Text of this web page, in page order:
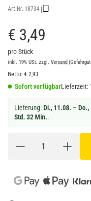
Art.Nr.:18734
€ 3,49
pro Stück
inkl. 19% USt. zzgl. Versand
Netto: € 2,93
Sofort verfügbarLieferzeit:
Lieferung:Di., 11.08. – Do.,
Std. 32 Min..